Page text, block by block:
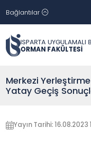
Bağlantılar
ISPARTA UYGULAMALI
ORMAN FAKÜLTESİ
Merkezi
Yatay Geçiş
Yayın Tarihi: 16.08.2023